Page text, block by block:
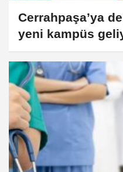
Cerrahpaşa’ya
yeni kampüs
kampüsüne ilk